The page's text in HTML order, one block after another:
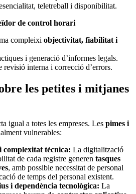
teletreball i disponibilitat.
de control horari
compleixi objectivitat, fiabilitat i
i generació d’informes legals.
revisió interna i correcció d’errors.
les petites i mitjanes
igual a totes les empreses. Les pimes i
vulnerables:
complexitat tècnica: La digitalització
de cada registre generen tasques
, amb possible necessitat de personal
de temps del personal existent.
i dependència tecnològica: La